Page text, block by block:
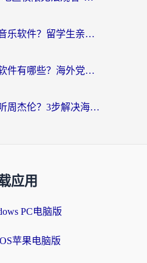
国外如何听网易云音乐软件？留学生亲测有效的回国加速方案
海外看国内电视剧软件有哪些？海外党专属追剧指南来了
在美国怎么用酷我听周杰伦？3步解决海外听歌地域限制，附QQ音乐网易云通用技巧
应用
PC电脑版
苹果电脑版